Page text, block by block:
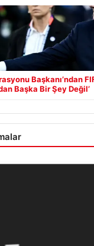
Başkanı’ndan
Başka Bir Şey Değil’